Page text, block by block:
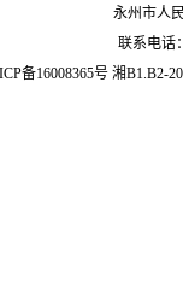
永州市人
联系电话
备16008365号 湘B1.B2-